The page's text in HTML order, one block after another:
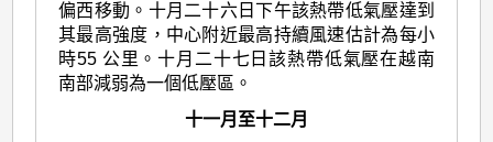
偏西移動。十月二十六日下午該熱帶低氣壓達到
其最高強度，中心附近最高持續風速估計為每小
時55 公里。十月二十七日該熱帶低氣壓在越南
南部減弱為一個低壓區。
十一月至十二月